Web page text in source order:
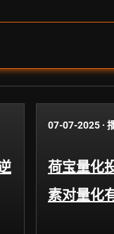
07-07-2025 ·
荷宝量化
素对量化